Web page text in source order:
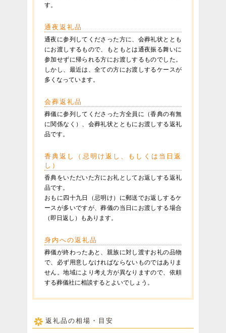
す。
通夜返礼品
通夜に参列してくださった方に、会葬礼状ととも
にお渡しするもので、もともとは通夜振る舞いに
参加せずに帰られる方にお渡しするものでした。
しかし、最近は、全ての方にお渡しするケースが
多くなっています。
会葬返礼品
葬儀に参列してくださった方全員に（香典の有無
に関係なく）、会葬礼状とともにお渡しする返礼
品です。
香典返し（忌明け返し、もしくは当日返
し）
香典をいただいた方にお礼としてお返しする返礼
品です。
おもに四十九日（忌明け）に郵送でお返しするケ
ースが多いですが、葬儀の当日にお渡しする場合
（即日返し）もあります。
身内への返礼品
葬儀が終わったあと、親族に対し渡すお礼の品物
で、必ず用意しなければならないものではありま
せん。地域により考え方が異なりますので、依頼
する葬儀社に相談するとよいでしょう。
返礼品の相場・目安